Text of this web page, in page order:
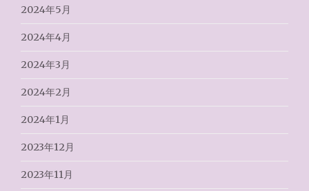
2024年5月
2024年4月
2024年3月
2024年2月
2024年1月
2023年12月
2023年11月